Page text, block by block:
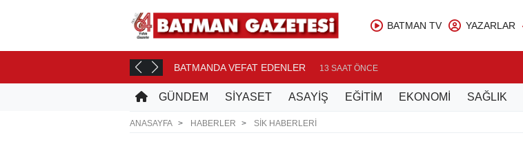
BATMAN TV YAZARLAR
12 SAAT ÖNCE BATMANDA VEFAT EDENLER 13 SAAT ÖNCE
GÜNDEM SİYASET ASAYİŞ EĞİTİM EKONOMİ SAĞLIK
ANASAYFA HABERLER SIK HABERLERI